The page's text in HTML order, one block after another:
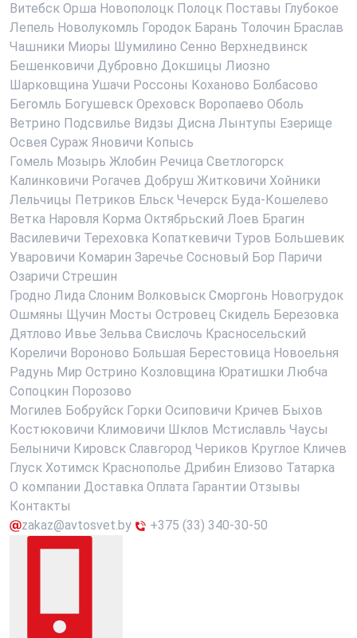
Витебск Орша Новополоцк Полоцк Поставы Глубокое
Лепель Новолукомль Городок Барань Толочин Браслав
Чашники Миоры Шумилино Сенно Верхнедвинск
Бешенковичи Дубровно Докшицы Лиозно
Шарковщина Ушачи Россоны Коханово Болбасово
Бегомль Богушевск Ореховск Воропаево Оболь
Ветрино Подсвилье Видзы Дисна Лынтупы Езерище
Освея Сураж Яновичи Копысь
Гомель Мозырь Жлобин Речица Светлогорск
Калинковичи Рогачев Добруш Житковичи Хойники
Лельчицы Петриков Ельск Чечерск Буда-Кошелево
Ветка Наровля Корма Октябрьский Лоев Брагин
Василевичи Тереховка Копаткевичи Туров Большевик
Уваровичи Комарин Заречье Сосновый Бор Паричи
Озаричи Стрешин
Гродно Лида Слоним Волковыск Сморгонь Новогрудок
Ошмяны Щучин Мосты Островец Скидель Березовка
Дятлово Ивье Зельва Свислочь Красносельский
Кореличи Вороново Большая Берестовица Новоельня
Радунь Мир Острино Козловщина Юратишки Любча
Сопоцкин Порозово
Могилев Бобруйск Горки Осиповичи Кричев Быхов
Костюковичи Климовичи Шклов Мстиславль Чаусы
Белыничи Кировск Славгород Чериков Круглое Кличев
Глуск Хотимск Краснополье Дрибин Елизово Татарка
О компании Доставка Оплата Гарантии Отзывы
Контакты
zakaz@avtosvet.by
+375 (33) 340-30-50